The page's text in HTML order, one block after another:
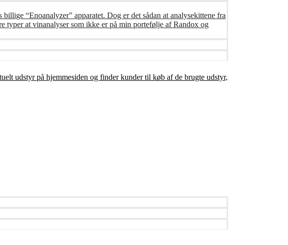
“Enoanalyzer” apparatet. Dog er det sådan at analysekittene fra
typer at vinanalyser som ikke er på min portefølje af Randox og
udstyr på hjemmesiden og finder kunder til køb af de brugte udstyr,